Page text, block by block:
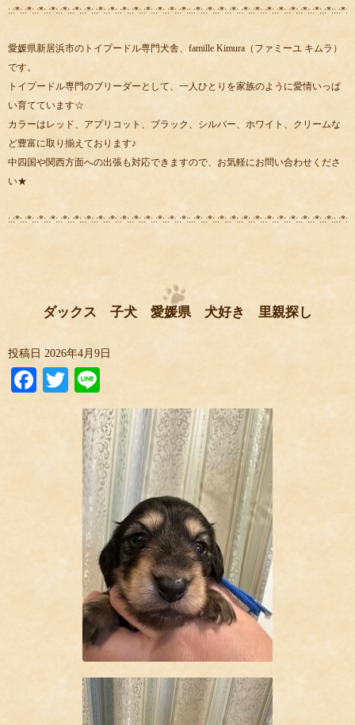
:.:*:.:*:.:*:.:*:.:*:.:*:.:*:.:*:.:*:.:*:.:*:.:*:.:*:.:*:.:*::.:*:.:*:.:*:.:*:.:*:.:*:.:*:.:*:.:*:.:*:.:*:.:*::.:*:.:
愛媛県新居浜市のトイプードル専門犬舎、famille Kimura（ファミーユ キムラ）
です。
トイプードル専門のブリーダーとして、一人ひとりを家族のように愛情いっぱ
い育てています☆
カラーはレッド、アプリコット、ブラック、シルバー、ホワイト、クリームな
ど豊富に取り揃えております♪
中四国や関西方面への出張も対応できますので、お気軽にお問い合わせくださ
い★
:.:*:.:*:.:*:.:*:.:*:.:*:.:*:.:*:.:*:.:*:.:*:.:*:.:*:.:*:.:*::.:*:.:*:.:*:.:*:.:*:.:*:.:*:.:*:.:*:.:*:.:*:.:*::.:*:.:
ダックス 子犬 愛媛県 犬好き 里親探し
投稿日 2026年4月9日
Facebook
Twitter